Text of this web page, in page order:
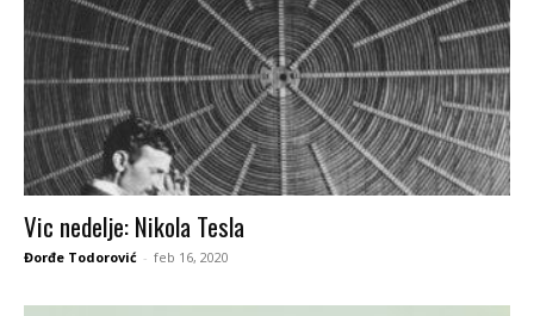
Vic nedelje: Nikola Tesla
Đorđe Todorović - feb 16, 2020